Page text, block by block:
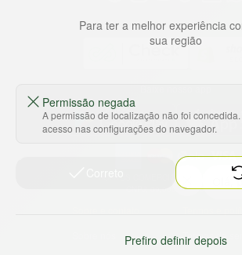
HORTUS COMERCIO DE ALIMENTOS
CNPJ: 09.000.493/0002-15
Termos de
Para ter a melhor experiência
sua região
Permissão negada
A permissão de localização não foi
acesso nas configurações do navegador.
Prefiro definir depois